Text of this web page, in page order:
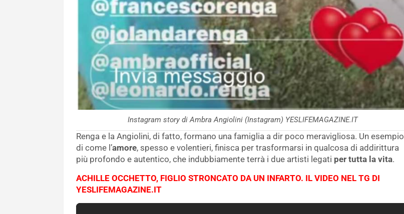
Instagram story di Ambra Angiolini (Instagram) YESLIFEMAGAZINE.IT
Renga e la Angiolini, di fatto, formano una famiglia a dir poco meravigliosa. Un esempio
di come l’amore, spesso e volentieri, finisca per trasformarsi in qualcosa di addirittura
più profondo e autentico, che indubbiamente terrà i due artisti legati per tutta la vita.
ACHILLE OCCHETTO, FIGLIO STRONCATO DA UN INFARTO. IL VIDEO NEL TG DI
YESLIFEMAGAZINE.IT